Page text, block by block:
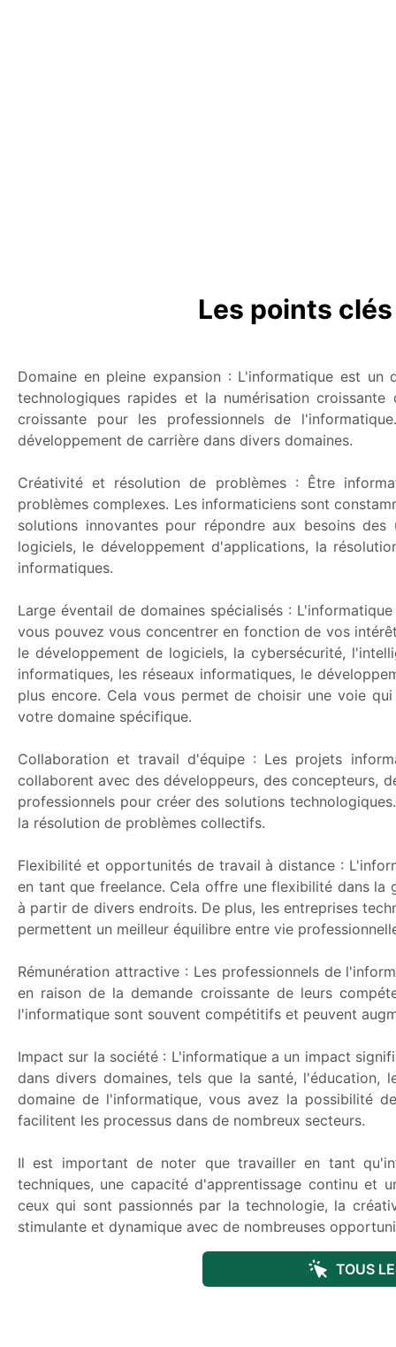
Les points
Domaine en pleine expansion : L'informatique est un
technologiques rapides et la numérisation
croissante pour les professionnels de
développement de carrière dans divers domaines.
Créativité et résolution de problèmes : Être
problèmes complexes. Les informaticiens sont
solutions innovantes pour répondre aux besoins
logiciels, le développement d'applications, la
informatiques.
Large éventail de domaines spécialisés :
vous pouvez vous concentrer en fonction de vos
le développement de logiciels, la cybersécurité,
informatiques, les réseaux informatiques, le
plus encore. Cela vous permet de choisir une voie
votre domaine spécifique.
Collaboration et travail d'équipe : Les projets
collaborent avec des développeurs, des concepteurs,
professionnels pour créer des solutions
la résolution de problèmes collectifs.
Flexibilité et opportunités de travail à distance :
en tant que freelance. Cela offre une flexibilité dans
à partir de divers endroits. De plus, les entreprises
permettent un meilleur équilibre entre vie
Rémunération attractive : Les professionnels de
en raison de la demande croissante de leurs
l'informatique sont souvent compétitifs et peuvent
Impact sur la société : L'informatique a un impact
dans divers domaines, tels que la santé, l'éducation,
domaine de l'informatique, vous avez la possibilité
facilitent les processus dans de nombreux secteurs.
Il est important de noter que travailler en tant
techniques, une capacité d'apprentissage continu et
ceux qui sont passionnés par la technologie, la
stimulante et dynamique avec de nombreuses
TOUS